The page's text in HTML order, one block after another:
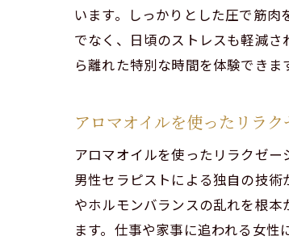
います。しっかりとした圧で筋
でなく、日頃のストレスも軽減
ら離れた特別な時間を体験できま
アロマオイルを使ったリラ
アロマオイルを使ったリラクゼ
男性セラピストによる独自の技
やホルモンバランスの乱れを根
ます。仕事や家事に追われる女性